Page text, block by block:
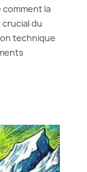
comment la
du
technique